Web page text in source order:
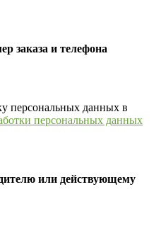
заказа и телефона
персональных данных в
персональных данных
или действующему